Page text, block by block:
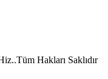
Hakları Saklıdır